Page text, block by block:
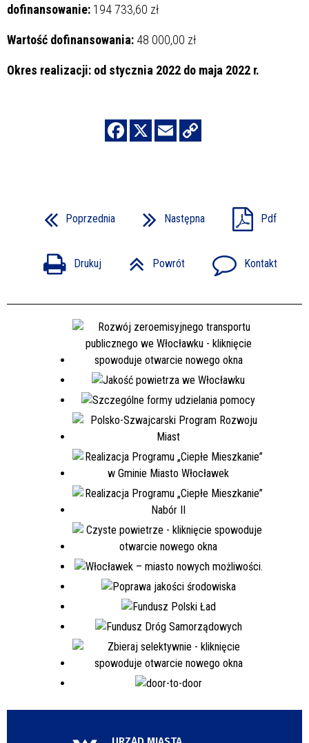
dofinansowanie: 194 733,60 zł
Wartość dofinansowania: 48 000,00 zł
Okres realizacji: od stycznia 2022 do maja 2022 r.
Poprzednia Następna Pdf
Drukuj Powrót Kontakt